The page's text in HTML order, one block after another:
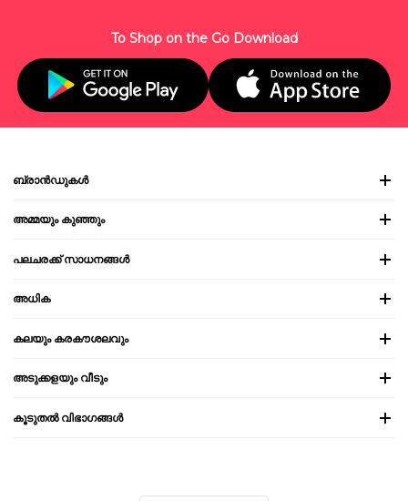
To Shop on the Go Download
ബ്രാൻഡുകൾ
അമ്മയും കുഞ്ഞും
പലചരക്ക് സാധനങ്ങൾ
അധിക
കലയും കരകൗശലവും
അടുക്കളയും വീടും
കൂടുതൽ വിഭാഗങ്ങൾ